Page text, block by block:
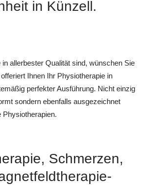
in Künzell.
in allerbester Qualität sind, wünschen Sie
Ihnen Ihr Physiotherapie in
perfekter Ausführung. Nicht einzig
sondern ebenfalls ausgezeichnet
Schmerzen,